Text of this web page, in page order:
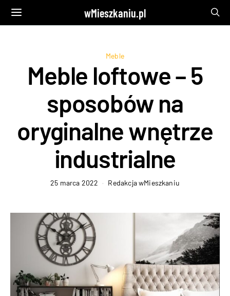
wMieszkaniu.pl
Meble
Meble loftowe – 5
sposobów na
oryginalne wnętrze
industrialne
25 marca 2022 Redakcja wMieszkaniu